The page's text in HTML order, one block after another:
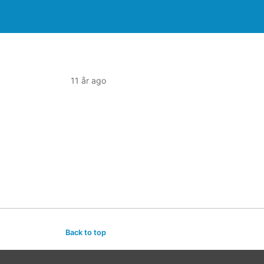
11 år ago
Back to top